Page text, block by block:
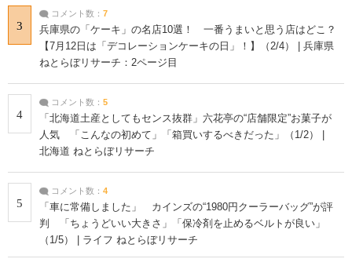
3
コメント数： 7
兵庫県の「ケーキ」の名店10選！ 一番うまいと思う店はどこ？
【7月12日は「デコレーションケーキの日」！】（2/4） | 兵庫県
ねとらぼリサーチ：2ページ目
4
コメント数： 5
「北海道土産としてもセンス抜群」六花亭の“店舗限定”お菓子が
人気 「こんなの初めて」「箱買いするべきだった」（1/2） |
北海道 ねとらぼリサーチ
5
コメント数： 4
「車に常備しました」 カインズの“1980円クーラーバッグ”が評
判 「ちょうどいい大きさ」「保冷剤を止めるベルトが良い」
（1/5） | ライフ ねとらぼリサーチ